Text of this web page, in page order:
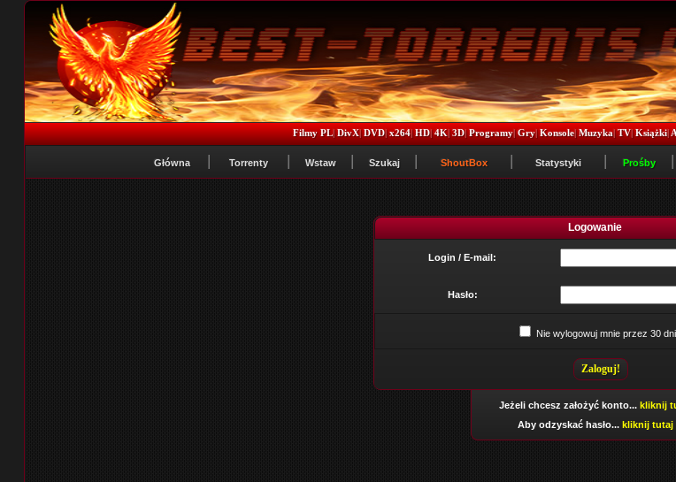
Filmy PL|DivX|DVD|x264|HD|4K|3D|Programy|Gry|Konsole|Muzyka|TV|Książki|
Główna Torrenty Wstaw Szukaj ShoutBox Statystyki Prośby
Logowanie
Login / E-mail:
Hasło:
Nie wylogowuj mnie przez 30 dni
Jeżeli chcesz założyć konto... kliknij
Aby odzyskać hasło... kliknij tutaj